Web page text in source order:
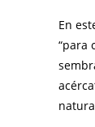
En
“para